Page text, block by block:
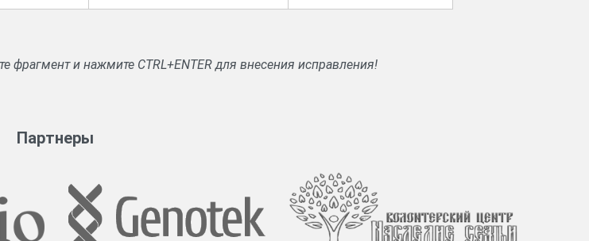
и нажмите CTRL+ENTER для внесения исправления!
Партнеры